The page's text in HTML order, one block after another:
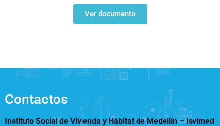
Arrendamiento temporal
Plan de Desarrollo
Rendición de cuentas
Opciones de accesibilidad
Contraste
Centro de relevo
Más Información sobre Accesibilidad
Ver documento
Contactos
Instituto Social de Vivienda y Hábitat de Medellín –Isvimed